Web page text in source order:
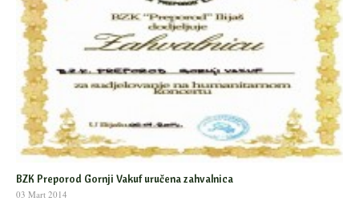
BZK Preporod Gornji Vakuf uručena zahvalnica
03 Mart 2014